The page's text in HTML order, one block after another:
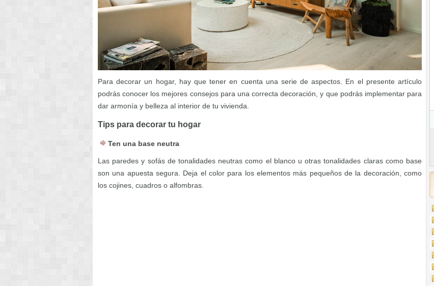
Para decorar un hogar, hay que tener en cuenta una serie de aspectos. En el presente artículo
podrás conocer los mejores consejos para una correcta decoración, y que podrás implementar para
dar armonía y belleza al interior de tu vivienda.
Tips para decorar tu hogar
Ten una base neutra
Las paredes y sofás de tonalidades neutras como el blanco u otras tonalidades claras como base
son una apuesta segura. Deja el color para los elementos más pequeños de la decoración, como
los cojines, cuadros o alfombras.